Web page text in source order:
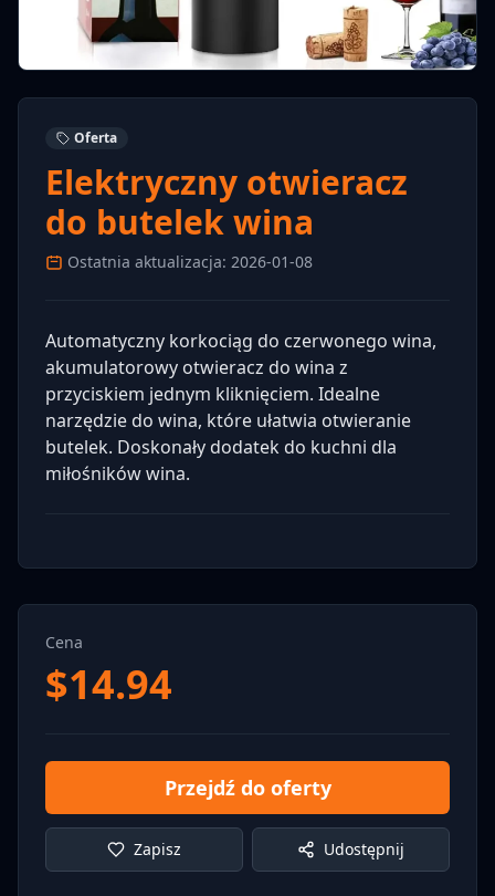
Oferta
Elektryczny otwieracz
do butelek wina
Ostatnia aktualizacja: 2026-01-08
Automatyczny korkociąg do czerwonego wina,
akumulatorowy otwieracz do wina z
przyciskiem jednym kliknięciem. Idealne
narzędzie do wina, które ułatwia otwieranie
butelek. Doskonały dodatek do kuchni dla
miłośników wina.
Cena
$14.94
Przejdź do oferty
Zapisz Udostępnij